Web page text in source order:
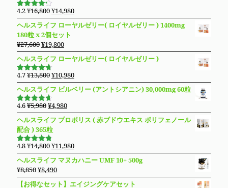
は
¥14,800
で
し
た。
格
は
¥13,280
5段階で
4.19の評
価
4.2¥16,800元
の
価
格
は
¥16,800
で
し
た。
¥14,980現
在
の
は
で
す。
ヘルスライフ ローヤルゼリー( ロイヤルゼリー ) 1400mg
180粒 x 2個セット
¥27,600元
の
価
格
は
¥27,600
で
し
た。
¥19,800現
在
価
格
は
¥19,800
で
す。
ヘルスライフ ローヤルゼリー( ロイヤルゼリー )
5段階で
4.69の評
価
4.7¥13,800元
の
価
格
は
¥13,800
で
し
た。
¥10,980現
在
の
格
は
す。
ヘルスライフ ビルベリー (アントシアニン) 30,000mg 60粒
5段階で
4.63の評
価
4.6¥5,980元
の
価
格
は
¥5,980
で
し
た。
¥4,980現
在
の
格
は
¥4,980
す。
ヘルスライフ プロポリス ( 赤ブドウエキス ポリフェノール
配合 ) 365粒
5段階で
4.76の評
価
4.8¥14,800元
の
価
格
は
¥11,980現
在
の
格
ヘルスライフ マヌカハニー UMF 10+ 500g
¥8,850元
の
¥8,490現
在
【お得なセット】エイジングケアセット